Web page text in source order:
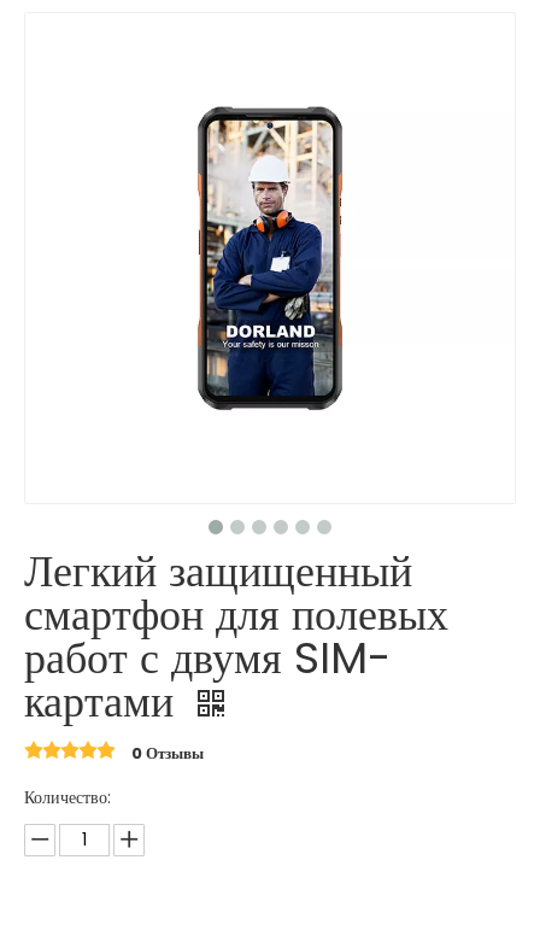
Легкий защищенный
смартфон для полевых
работ с двумя SIM-
картами
0 Отзывы
Количество: